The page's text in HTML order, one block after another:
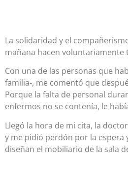
La solidaridad y el
mañana hacen
Con una de las personas que
familia-, me comentó que
Porque la falta de personal
enfermos no se contenía, le
Llegó la hora de mi cita, la
y me pidió perdón por la espera
diseñan el mobiliario de la sala